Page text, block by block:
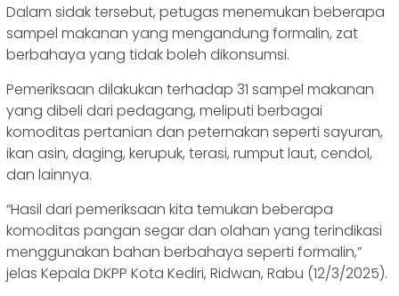
Dalam sidak tersebut, petugas menemukan beberapa
sampel makanan yang mengandung formalin, zat
berbahaya yang tidak boleh dikonsumsi.
Pemeriksaan dilakukan terhadap 31 sampel makanan
yang dibeli dari pedagang, meliputi berbagai
komoditas pertanian dan peternakan seperti sayuran,
ikan asin, daging, kerupuk, terasi, rumput laut, cendol,
dan lainnya.
“Hasil dari pemeriksaan kita temukan beberapa
komoditas pangan segar dan olahan yang terindikasi
menggunakan bahan berbahaya seperti formalin,”
jelas Kepala DKPP Kota Kediri, Ridwan, Rabu (12/3/2025).